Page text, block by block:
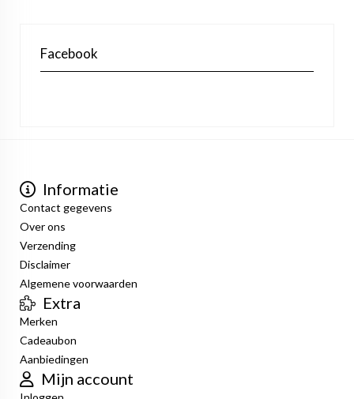
Facebook
Informatie
Contact gegevens
Over ons
Verzending
Disclaimer
Algemene voorwaarden
Extra
Merken
Cadeaubon
Aanbiedingen
Mijn account